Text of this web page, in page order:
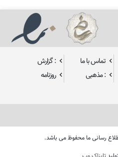
تماس با ما
: گزارش
: مذهبی
روزنامه
رسانی ما محفوظ می باشد.